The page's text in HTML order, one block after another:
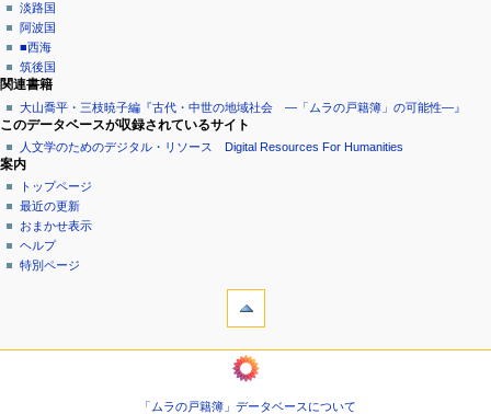
淡路国
阿波国
■西海
筑後国
関連書籍
大山喬平・三枝暁子編『古代・中世の地域社会 ―「ムラの戸籍簿」の可能性―』
このデータベースが収録されているサイト
人文学のためのデジタル・リソース Digital Resources For Humanities
案内
トップページ
最近の更新
おまかせ表示
ヘルプ
特別ページ
ようこそムラの戸籍簿へ
「ムラの戸籍簿」データベースについて